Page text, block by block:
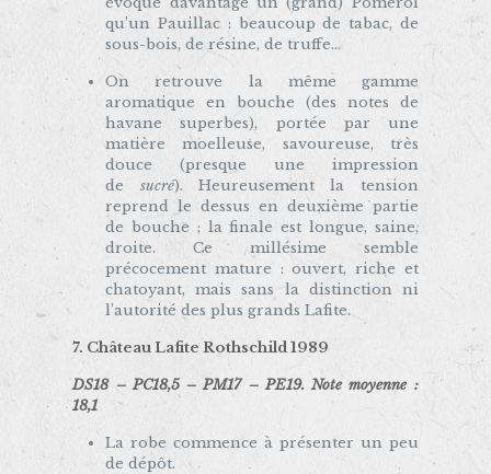
qu’un Pauillac : beaucoup de tabac, de
sous-bois, de résine, de truffe…
On retrouve la même gamme
aromatique en bouche (des notes de
havane superbes), portée par une
matière moelleuse, savoureuse, très
douce (presque une impression
de sucré). Heureusement la tension
reprend le dessus en deuxième partie
de bouche ; la finale est longue, saine,
droite. Ce millésime semble
précocement mature : ouvert, riche et
chatoyant, mais sans la distinction ni
l’autorité des plus grands Lafite.
7. Château Lafite Rothschild 1989
DS18 – PC18,5 – PM17 – PE19. Note moyenne :
18,1
La robe commence à présenter un peu
de dépôt.